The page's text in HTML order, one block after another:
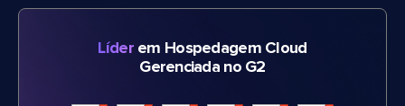
Líderem Hospedagem Cloud
Gerenciada no G2